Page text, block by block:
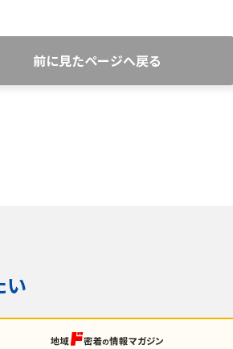
前に見たページへ戻る
い